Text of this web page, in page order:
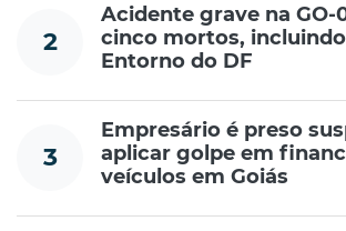
2
Acidente grave na GO-
cinco mortos,
Entorno do DF
3
Empresário é preso
aplicar golpe em
veículos em Goiás